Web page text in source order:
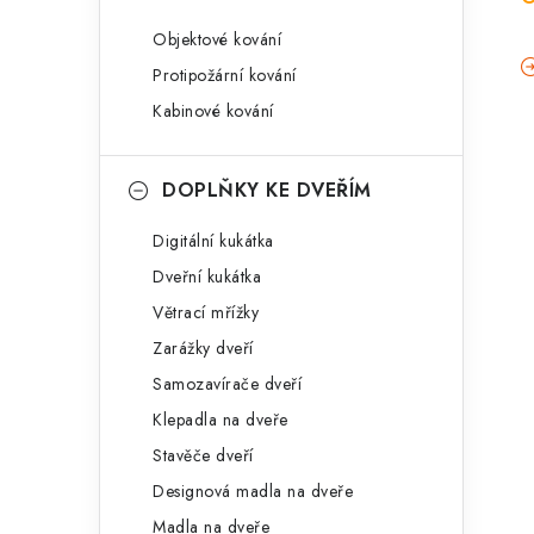
Objektové kování
Protipožární kování
Kabinové kování
DOPLŇKY KE DVEŘÍM
Digitální kukátka
Dveřní kukátka
Větrací mřížky
Zarážky dveří
Samozavírače dveří
Klepadla na dveře
Stavěče dveří
Designová madla na dveře
Madla na dveře